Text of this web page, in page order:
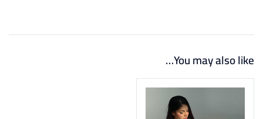
You may also like…